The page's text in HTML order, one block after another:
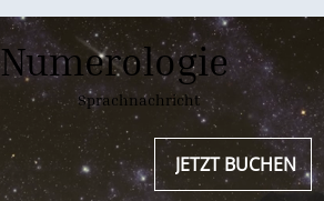
Numerologie
Sprachnachricht
JETZT BUCHEN